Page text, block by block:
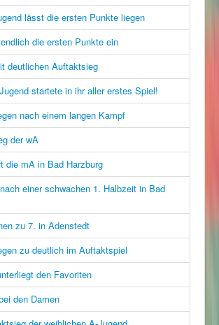
lässt die ersten Punkte liegen
die ersten Punkte ein
deutlichen Auftaktsieg
startete in ihr aller erstes Spiel!
nach einem langen Kampf
der wA
die mA in Bad Harzburg
einer schwachen 1. Halbzeit in Bad
zu 7. in Adenstedt
zu deutlich im Auftaktspiel
den Favoriten
den Damen